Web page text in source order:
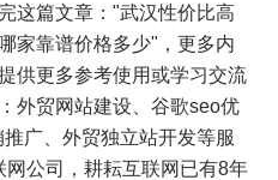
篇文章："武汉性价比高
家靠谱价格多少"，更多内
供更多参考使用或学习交流
外贸网站建设 、谷歌seo优
推广 、外贸独立站开发等服
公司，耕耘互联网已有8年